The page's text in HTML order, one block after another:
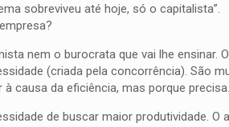
sobreviveu até hoje, só o capitalista”.
nem o burocrata que vai lhe ensinar.
(criada pela concorrência). São
causa da eficiência, mas porque precisa.
de buscar maior produtividade. O